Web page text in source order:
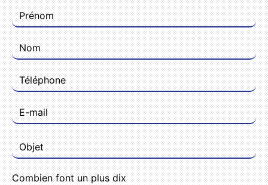
Combien font un plus dix